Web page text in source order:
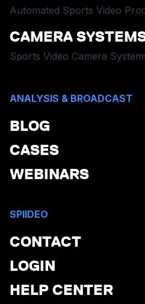
Automated Sports Video
CAMERA
Sports Video Camera
ANALYSIS & BROADCAST
BLOG
CASES
WEBINARS
SPIIDEO
CONTACT
LOGIN
HELP CENTER